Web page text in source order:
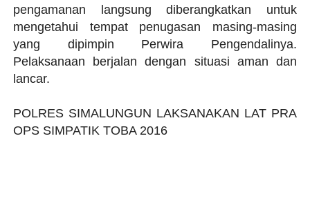
pengamanan langsung diberangkatkan untuk
mengetahui tempat penugasan masing-masing
yang dipimpin Perwira Pengendalinya.
Pelaksanaan berjalan dengan situasi aman dan
lancar.
POLRES SIMALUNGUN LAKSANAKAN LAT PRA
OPS SIMPATIK TOBA 2016